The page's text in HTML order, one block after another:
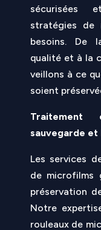
sécurisées
stratégies de
besoins. De
qualité et à la
veillons à ce
soient
sauvegarde et
Les services
de microfilms
préservation
Notre
rouleaux de